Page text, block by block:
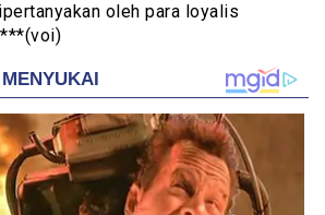
oleh para loyalis